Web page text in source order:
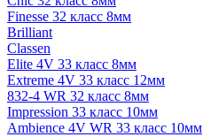
Finesse 32 класс 8мм
Brilliant
Classen
Elite 4V 33 класс 8мм
Extreme 4V 33 класс 12мм
832-4 WR 32 класс 8мм
Impression 33 класс 10мм
Ambience 4V WR 33 класс 10мм